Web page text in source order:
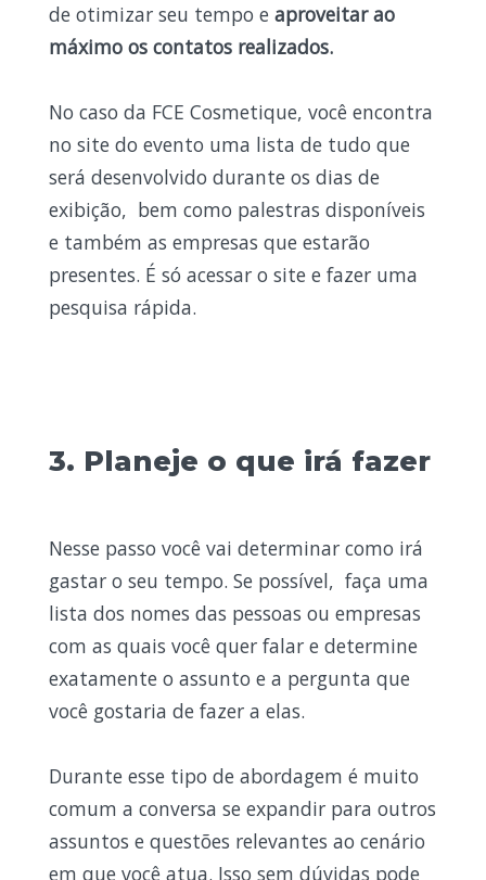
de otimizar seu tempo e aproveitar ao
máximo os contatos realizados.
No caso da FCE Cosmetique, você encontra
no site do evento uma lista de tudo que
será desenvolvido durante os dias de
exibição, bem como palestras disponíveis
e também as empresas que estarão
presentes. É só acessar o site e fazer uma
pesquisa rápida.
3. Planeje o que irá fazer
Nesse passo você vai determinar como irá
gastar o seu tempo. Se possível, faça uma
lista dos nomes das pessoas ou empresas
com as quais você quer falar e determine
exatamente o assunto e a pergunta que
você gostaria de fazer a elas.
Durante esse tipo de abordagem é muito
comum a conversa se expandir para outros
assuntos e questões relevantes ao cenário
em que você atua. Isso sem dúvidas pode